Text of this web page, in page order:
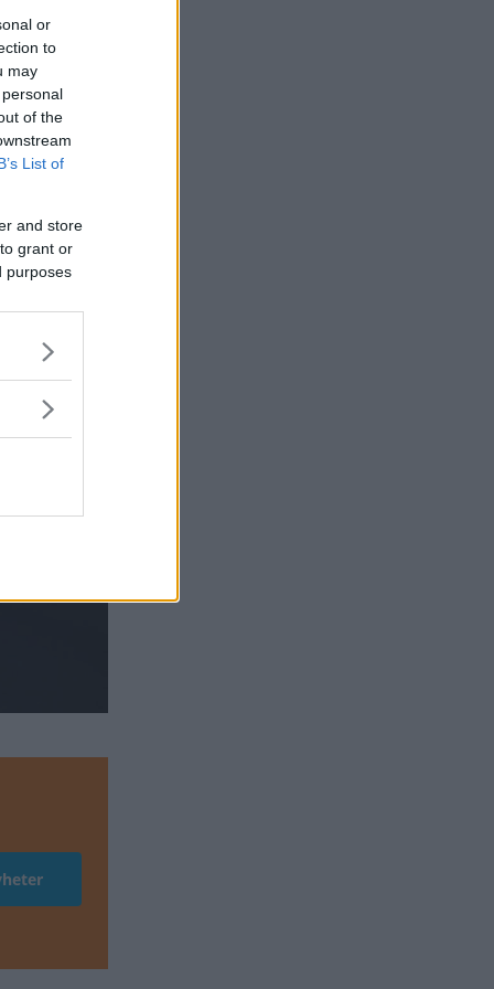
or
to
may
of the
List of
and store
grant or
purposes